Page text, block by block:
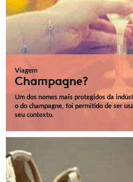
Viagem
Champagne?
Um dos nomes mais protegidos da
o do champagne, foi permitido de ser
seu contexto.